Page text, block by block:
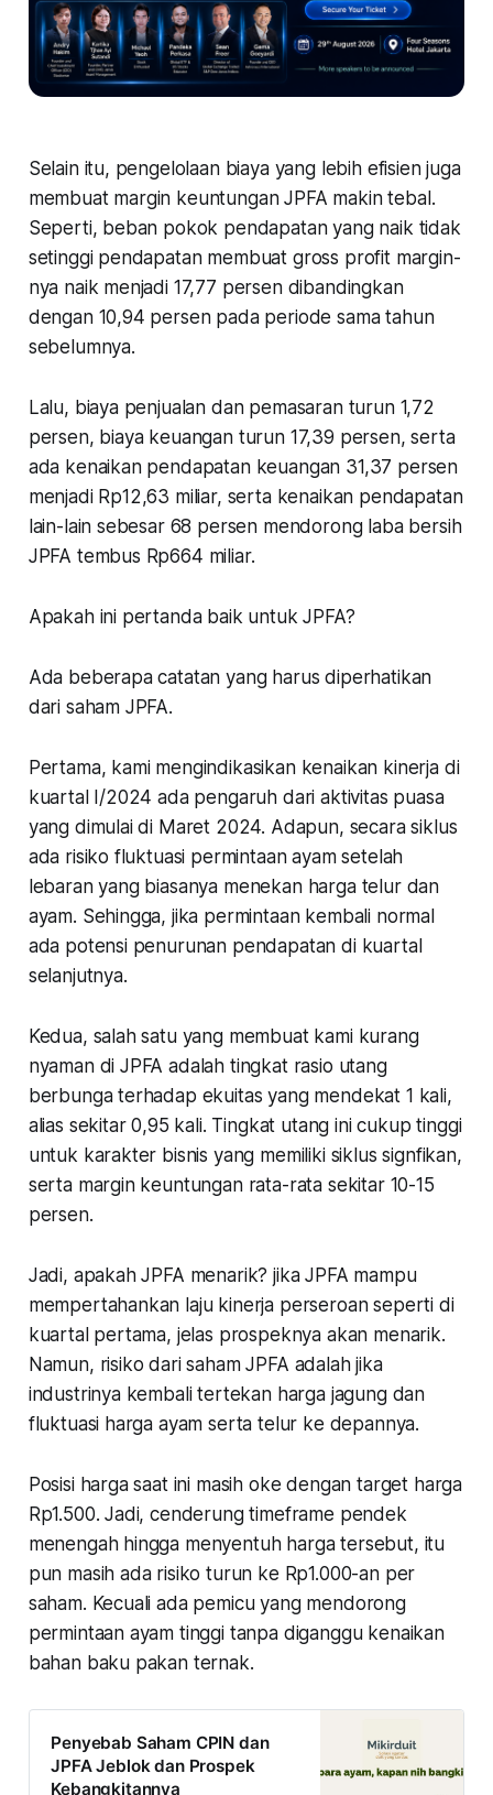
Selain itu, pengelolaan biaya yang lebih efisien juga
membuat margin keuntungan JPFA makin tebal.
Seperti, beban pokok pendapatan yang naik tidak
setinggi pendapatan membuat gross profit margin-
nya naik menjadi 17,77 persen dibandingkan
dengan 10,94 persen pada periode sama tahun
sebelumnya.
Lalu, biaya penjualan dan pemasaran turun 1,72
persen, biaya keuangan turun 17,39 persen, serta
ada kenaikan pendapatan keuangan 31,37 persen
menjadi Rp12,63 miliar, serta kenaikan pendapatan
lain-lain sebesar 68 persen mendorong laba bersih
JPFA tembus Rp664 miliar.
Apakah ini pertanda baik untuk JPFA?
Ada beberapa catatan yang harus diperhatikan
dari saham JPFA.
Pertama, kami mengindikasikan kenaikan kinerja di
kuartal I/2024 ada pengaruh dari aktivitas puasa
yang dimulai di Maret 2024. Adapun, secara siklus
ada risiko fluktuasi permintaan ayam setelah
lebaran yang biasanya menekan harga telur dan
ayam. Sehingga, jika permintaan kembali normal
ada potensi penurunan pendapatan di kuartal
selanjutnya.
Kedua, salah satu yang membuat kami kurang
nyaman di JPFA adalah tingkat rasio utang
berbunga terhadap ekuitas yang mendekat 1 kali,
alias sekitar 0,95 kali. Tingkat utang ini cukup tinggi
untuk karakter bisnis yang memiliki siklus signfikan,
serta margin keuntungan rata-rata sekitar 10-15
persen.
Jadi, apakah JPFA menarik? jika JPFA mampu
mempertahankan laju kinerja perseroan seperti di
kuartal pertama, jelas prospeknya akan menarik.
Namun, risiko dari saham JPFA adalah jika
industrinya kembali tertekan harga jagung dan
fluktuasi harga ayam serta telur ke depannya.
Posisi harga saat ini masih oke dengan target harga
Rp1.500. Jadi, cenderung timeframe pendek
menengah hingga menyentuh harga tersebut, itu
pun masih ada risiko turun ke Rp1.000-an per
saham. Kecuali ada pemicu yang mendorong
permintaan ayam tinggi tanpa diganggu kenaikan
bahan baku pakan ternak.
Penyebab Saham CPIN dan
JPFA Jeblok dan Prospek
Kebangkitannya